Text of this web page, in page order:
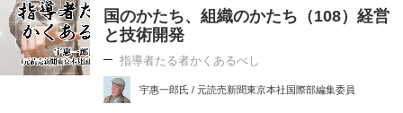
国のかたち、組織のかたち（108）経営
と技術開発
指導者たる者かくあるべし
宇惠一郎氏 / 元読売新聞東京本社国際部編集委員